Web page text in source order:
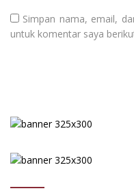
Simpan nama, email,
untuk komentar saya